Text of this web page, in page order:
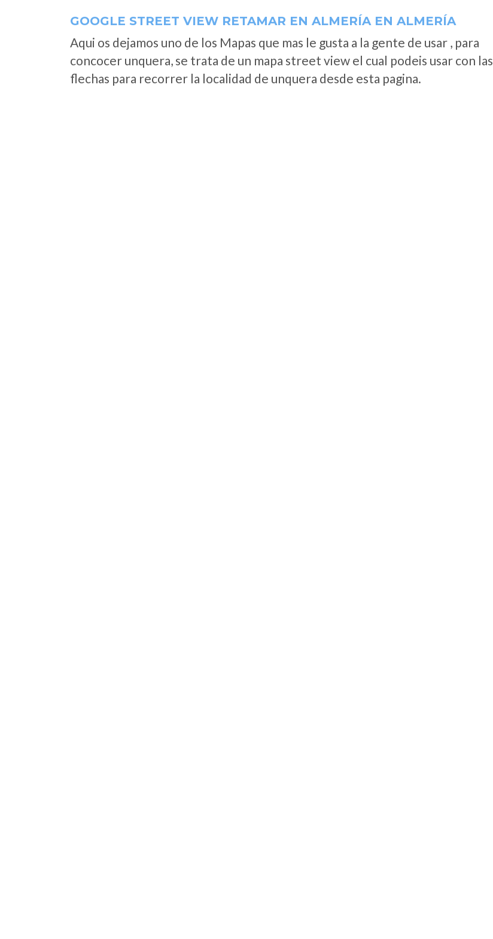
GOOGLE STREET VIEW RETAMAR EN ALMERÍA EN ALMERÍA
Aqui os dejamos uno de los Mapas que mas le gusta a la gente de usar , para
concocer unquera, se trata de un mapa street view el cual podeis usar con las
flechas para recorrer la localidad de unquera desde esta pagina.